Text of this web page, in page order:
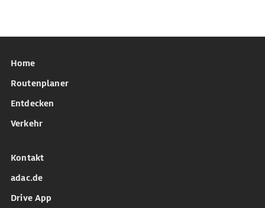
Home
Routenplaner
Entdecken
Verkehr
Kontakt
adac.de
Drive App